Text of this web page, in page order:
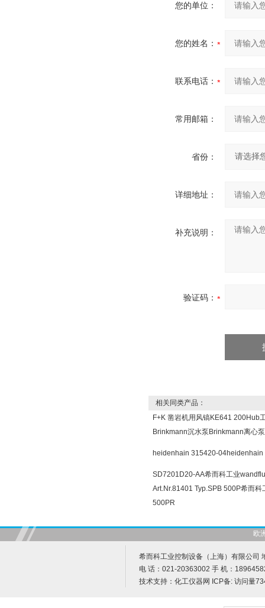
您的单位：
您的姓名：
联系电话：
常用邮箱：
省份：
详细地址：
补充说明：
验证码：
相关同类产品：
F+K 凿岩机用风镐KE641 200Hub
Brinkmann沉水泵Brinkmann离心
heidenhain 315420-04heidenhain
SD7201D20-AA希而科工业
Art.Nr.81401 Typ.SPB 500P希而
500PR
欧
希而科工业控制设备（上海）有限公司
电 话：021-20363002 手 机：
技术支持： 化工仪器网 ICP备: 访问量